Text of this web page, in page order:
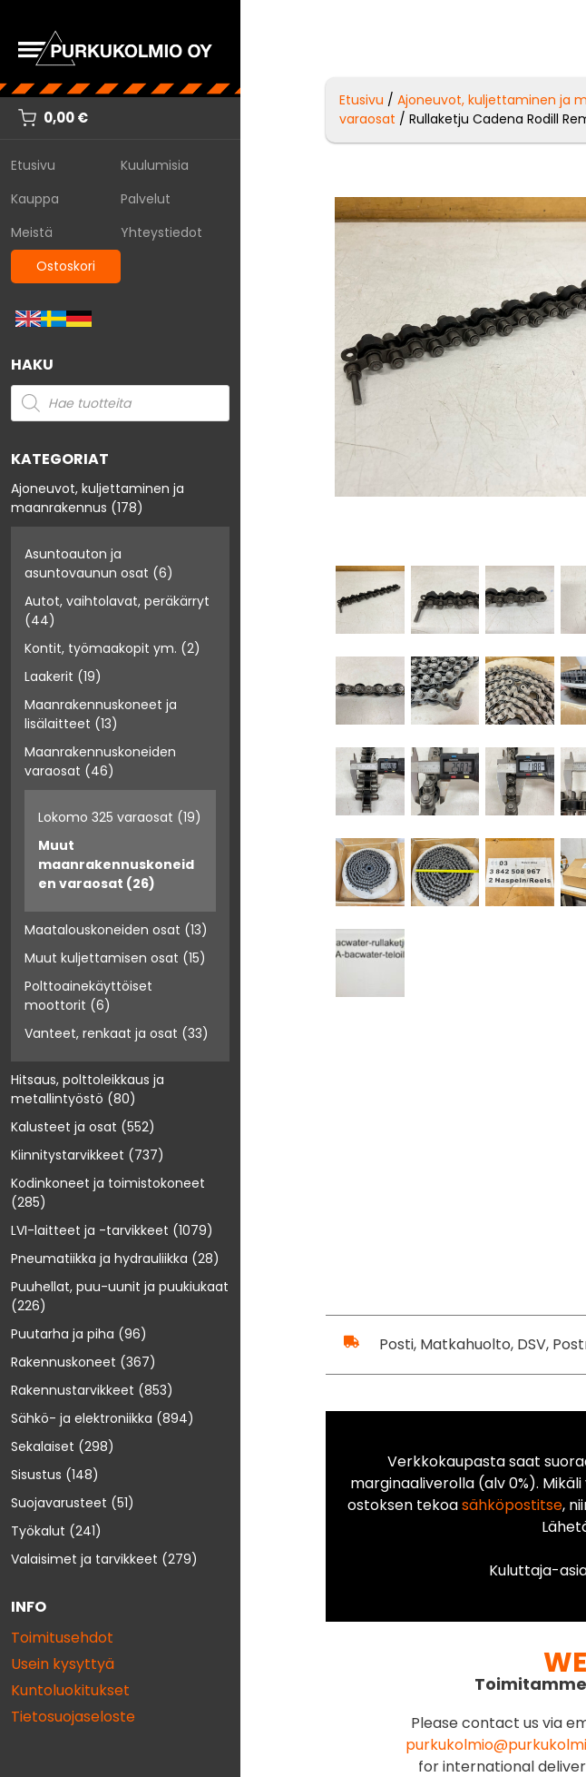
0,00€
Etusivu
Kuulumisia
Kauppa
Palvelut
Meistä
Yhteystiedot
Ostoskori
HAKU
KATEGORIAT
Ajoneuvot, kuljettaminen ja
maanrakennus (178)
Asuntoauton ja
asuntovaunun osat (6)
Autot, vaihtolavat, peräkärryt
(44)
Kontit, työmaakopit ym. (2)
Laakerit (19)
Maanrakennuskoneet ja
lisälaitteet (13)
Maanrakennuskoneiden
varaosat (46)
Lokomo 325 varaosat (19)
Muut
maanrakennuskoneid
en varaosat (26)
Maatalouskoneiden osat (13)
Muut kuljettamisen osat (15)
Polttoainekäyttöiset
moottorit (6)
Vanteet, renkaat ja osat (33)
Hitsaus, polttoleikkaus ja
metallintyöstö (80)
Kalusteet ja osat (552)
Kiinnitystarvikkeet (737)
Kodinkoneet ja toimistokoneet
(285)
LVI-laitteet ja -tarvikkeet (1079)
Pneumatiikka ja hydrauliikka (28)
Puuhellat, puu-uunit ja puukiukaat
(226)
Puutarha ja piha (96)
Rakennuskoneet (367)
Rakennustarvikkeet (853)
Sähkö- ja elektroniikka (894)
Sekalaiset (298)
Sisustus (148)
Suojavarusteet (51)
Työkalut (241)
Valaisimet ja tarvikkeet (279)
INFO
Toimitusehdot
Usein kysyttyä
Kuntoluokitukset
Tietosuojaseloste
Etusivu /Ajoneuvot, kuljettaminen ja
varaosat / Rullaketju Cadena Rodill
Posti, Matkahuolto, DSV,
Verkkokaupasta saat
marginaaliverolla (alv 0%).
ostoksen tekoasähköpostitse,
Kuluttaja-
Please contact us via
for international